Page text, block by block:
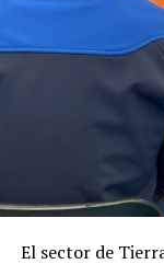
El sector de